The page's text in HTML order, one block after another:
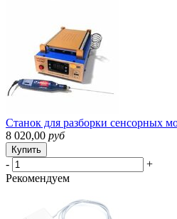
Станок для разборки сенсорных
8 020,00 руб
Купить
-
+
Рекомендуем